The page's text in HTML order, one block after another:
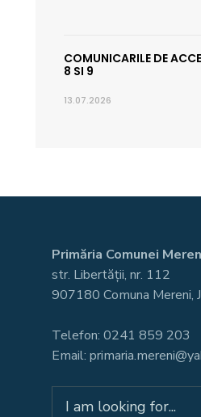
COMUNICARILE DE
8 SI 9
13.07.2026
Primăria Comunei
str. Libertății, nr. 112
907180 Comuna Mereni,
Telefon: 0241 859 203
Email: